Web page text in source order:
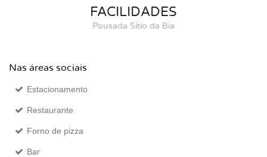
FACILIDADES
Pousada Sítio da Bia
Nas áreas sociais
Estacionamento
Restaurante
Forno de pizza
Bar